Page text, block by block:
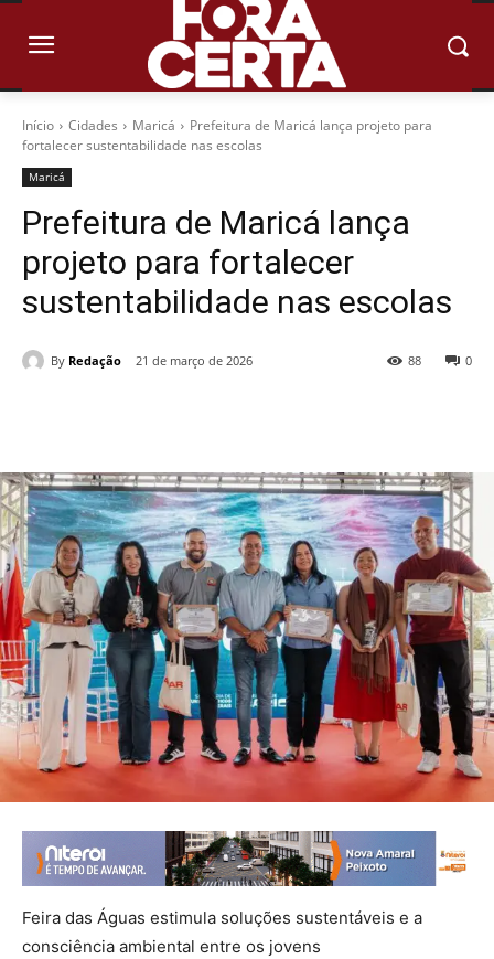
Início Cidades Maricá
Prefeitura de Maricá lança projeto para
fortalecer sustentabilidade nas escolas
Maricá
Prefeitura de Maricá lança
projeto para fortalecer
sustentabilidade nas escolas
By Redação 21 de março de 2026 0
88
Feira das Águas estimula soluções sustentáveis e a
consciência ambiental entre os jovens